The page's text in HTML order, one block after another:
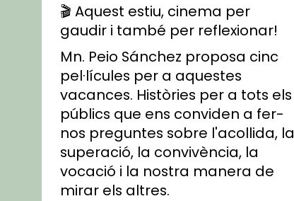
🎬 Aquest estiu, cinema per
gaudir i també per reflexionar!
Mn. Peio Sánchez proposa cinc
pel·lícules per a aquestes
vacances. Històries per a tots els
públics que ens conviden a fer-
nos preguntes sobre l'acollida, la
superació, la convivència, la
vocació i la nostra manera de
mirar els altres.